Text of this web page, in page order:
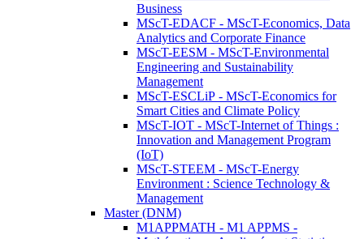
Business
MScT-EDACF - MScT-Economics, Data
Analytics and Corporate Finance
MScT-EESM - MScT-Environmental
Engineering and Sustainability
Management
MScT-ESCLiP - MScT-Economics for
Smart Cities and Climate Policy
MScT-IOT - MScT-Internet of Things :
Innovation and Management Program
(IoT)
MScT-STEEM - MScT-Energy
Environment : Science Technology &
Management
Master (DNM)
M1APPMATH - M1 APPMS -